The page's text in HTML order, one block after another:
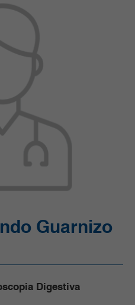
Especializado
de Tejidos Blandos
Guarnizo
Digestiva